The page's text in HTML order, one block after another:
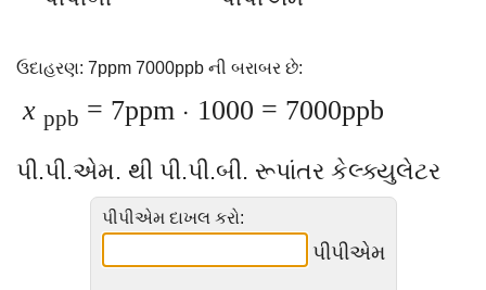
ઉદાહરણ: 7ppm 7000ppb ની બરાબર છે:
x ppb = 7ppm ⋅ 1000 = 7000ppb
પી.પી.એમ. થી પી.પી.બી. રૂપાંતર કેલ્ક્યુલેટર
પીપીએમ દાખલ કરો:
પીપીએમ